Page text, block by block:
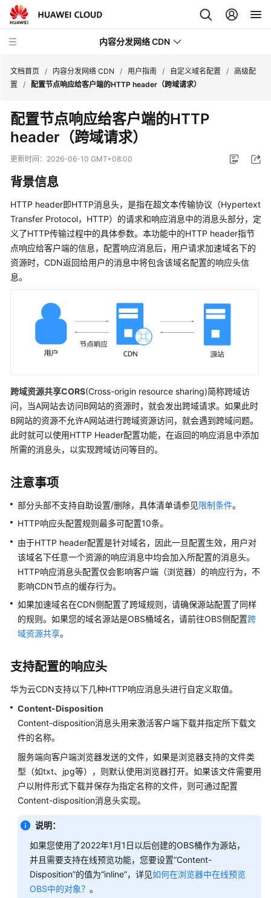
内容分发网络 CDN
最
新
动
服
务
公
告
产
品
速
入
门
用
指
南
建
用
户
并
授
使
用
CDN
开
CDN
服
管
理
加
速
域
定
义
域
名
文档首页 / 内容分发网络 CDN / 用户指南 / 自定义域名配置 / 高级配
置
/ 配置节点响应给客户端的HTTP header（跨域请求）
配置节点响应给客户端的HTTP
header（跨域请求）
更新时间： 2026-06-10 GMT+08:00
背景信息
HTTP header即HTTP消息头，是指在超文本传输协议（Hypertext
Transfer Protocol，HTTP）的请求和响应消息中的消息头部分，定
义了HTTP传输过程中的具体参数。本功能中的HTTP header指节
点响应给客户端的信息，配置响应消息后，用户请求加速域名下的
资源时，CDN返回给用户的消息中将包含该域名配置的响应头信
息。
跨域资源共享CORS(Cross-origin resource sharing)简称跨域访
问，当A网站去访问B网站的资源时，就会发出跨域请求。如果此时
B网站的资源不允许A网站进行跨域资源访问，就会遇到跨域问题。
此时就可以使用HTTP Header配置功能，在返回的响应消息中添加
所需的消息头，以实现跨域访问等目的。
注意事项
部分头部不支持自助设置/删除，具体清单请参见限制条件。
HTTP响应头配置规则最多可配置10条。
由于HTTP header配置是针对域名，因此一旦配置生效，用户对
该域名下任意一个资源的响应消息中均会加入所配置的消息头。
HTTP响应消息头配置仅会影响客户端（浏览器）的响应行为，不
影响CDN节点的缓存行为。
如果加速域名在CDN侧配置了跨域规则，请确保源站配置了同样
的规则。如果您的域名源站是OBS桶域名，请前往OBS侧配置跨
域资源共享。
支持配置的响应头
华为云CDN支持以下几种HTTP响应消息头进行自定义取值。
Content-Disposition
Content-disposition消息头用来激活客户端下载并指定所下载文
件的名称。
服务端向客户端浏览器发送的文件，如果是浏览器支持的文件类
型（如txt、jpg等），则默认使用浏览器打开。如果该文件需要用
户以附件形式下载并保存为指定名称的文件，则可通过配置
Content-disposition消息头实现。
说明：
如果您使用了2022年1月1日以后创建的OBS桶作为源站，
并且需要支持在线预览功能，您要设置“Content-
Disposition”的值为“inline”，详见如何在浏览器中在线预览
OBS中的对象？ 。